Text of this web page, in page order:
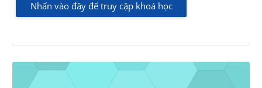
Nhấn vào đây để truy cập khoá học